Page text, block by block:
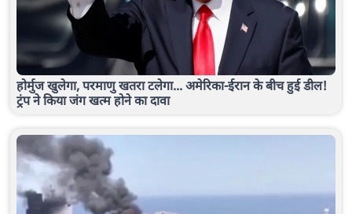
होर्मुज खुलेगा, परमाणु खतरा टलेगा... अमेरिका-ईरान के बीच हुई डील!
ट्रंप ने किया जंग खत्म होने का दावा